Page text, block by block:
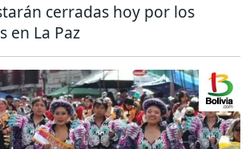
cerradas hoy por los
en La Paz